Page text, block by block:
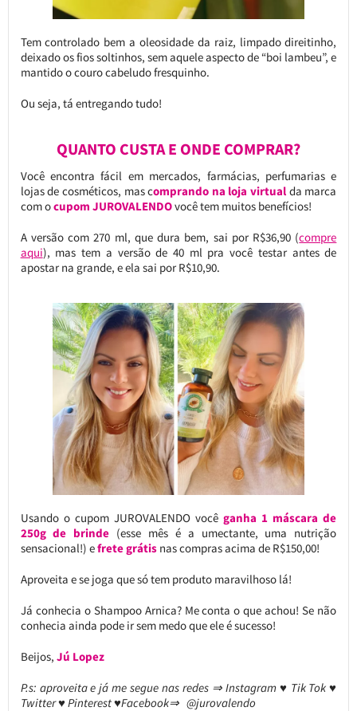
Tem controlado bem a oleosidade da raiz, limpado direitinho,
deixado os fios soltinhos, sem aquele aspecto de “boi lambeu”, e
mantido o couro cabeludo fresquinho.
Ou seja, tá entregando tudo!
QUANTO CUSTA E ONDE COMPRAR?
Você encontra fácil em mercados, farmácias, perfumarias e
lojas de cosméticos, mas comprando na loja virtual da marca
com ocupom JUROVALENDOvocê tem muitos benefícios!
A versão com 270 ml, que dura bem, sai por R$36,90 (compre
aqui), mas tem a versão de 40 ml pra você testar antes de
apostar na grande, e ela sai por R$10,90.
Usando o cupom JUROVALENDO vocêganha 1 máscara de
250g de brinde (esse mês é a umectante, uma nutrição
sensacional!) efrete grátisnas compras acima de R$150,00!
Aproveita e se joga que só tem produto maravilhoso lá!
Já conhecia o Shampoo Arnica? Me conta o que achou! Se não
conhecia ainda pode ir sem medo que ele é sucesso!
Beijos, Jú Lopez
P.s: aproveita e já me segue nas redes ⇒ Instagram ♥ Tik Tok ♥
Twitter ♥ Pinterest ♥Facebook⇒ @jurovalendo